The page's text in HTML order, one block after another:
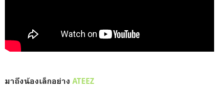
มาถึงน้องเล็กอย่าง ATEEZ